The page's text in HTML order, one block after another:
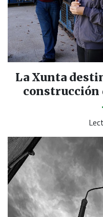
La Xunta
construcción